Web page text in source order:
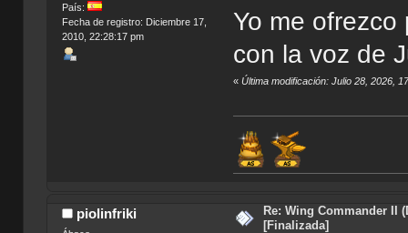
País:
Fecha de registro: Diciembre 17,
2010, 22:28:17 pm
Yo me
con la voz de
«Última modificación: Julio 28, 2026,
piolinfriki
Re: Wing Commander II
[Finalizada]